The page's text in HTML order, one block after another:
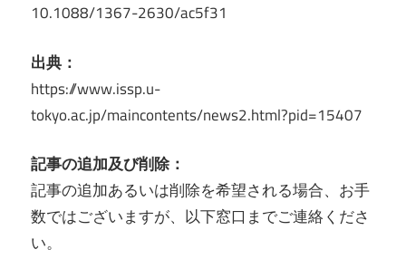
10.1088/1367-2630/ac5f31
出典：
https://www.issp.u-
tokyo.ac.jp/maincontents/news2.html?pid=15407
記事の追加及び削除：
記事の追加あるいは削除を希望される場合、お手
数ではございますが、以下窓口までご連絡くださ
い。